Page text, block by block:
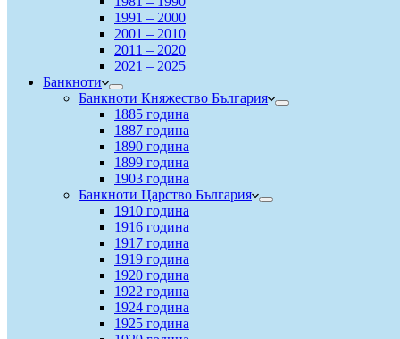
1991 – 2000
2001 – 2010
2011 – 2020
2021 – 2025
Банкноти
Банкноти Княжество България
1885 година
1887 година
1890 година
1899 година
1903 година
Банкноти Царство България
1910 година
1916 година
1917 година
1919 година
1920 година
1922 година
1924 година
1925 година